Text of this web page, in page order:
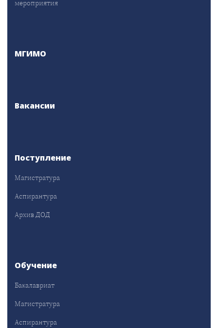
мероприятия
МГИМО
Вакансии
Поступление
Магистратура
Аспирантура
Архив ДОД
Обучение
Бакалавриат
Магистратура
Аспирантура